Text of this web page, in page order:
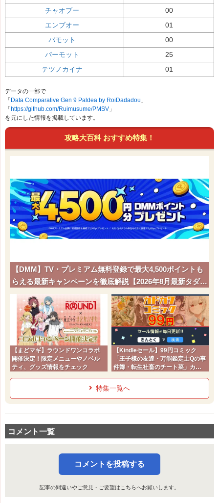
チャオブー
00
エンブオー
01
パモット
00
パーモット
25
テツノカイナ
01
データの一部で
「 Data Comparative Gen 9 Paldea by RoiDadadou 」
「 https://github.com/Ruimusume/PMSV 」
を元にした情報を掲載しています。
攻略大百科 おすすめ特集！
【DMM】TV・プレミアム無料登録で最大4,500ポイントも
らえる最新キャンペーンを徹底解説【2026年8月最新タダポ
チ】
【まどマギ】ラウンドワンコラボ
開催決定！限定メニューやノベル
ティ、グッズ情報をチェック
【Kindleセール】99円コミック
「王子様の友達・万能鑑定士Qの事
件簿・転生社畜のチート菜」カド
特集一覧へ
コメント一覧
コメントを投稿する
記事の間違いやご意見・ご要望は こちらへお願いします。